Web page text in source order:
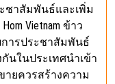
ะชาสัมพันธ์และเพิ่ม
Vietnam ข้าว
ารประชาสัมพันธ์
นในประเทศนำเข้า
ยควรสร้างความ